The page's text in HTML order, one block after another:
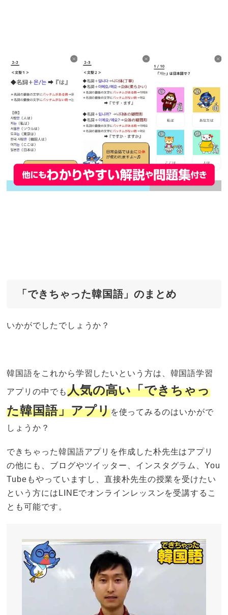
「できちゃった韓国語」のまとめ
いかがでしたでしょうか？
韓国語をこれから学習したいという方は、韓国語学習
アプリの中でも人気の高い「できちゃっ
た韓国語」アプリを使ってみるのはいかがで
しょうか？
できちゃった韓国語アプリを作成した朴先生はアプリ
の他にも、ブログやツイッター、インスタグラム、You
Tubeもやっていますし、直接朴先生の授業を受けたい
という方にはLINEでオンラインレッスンを受講するこ
とも可能です。